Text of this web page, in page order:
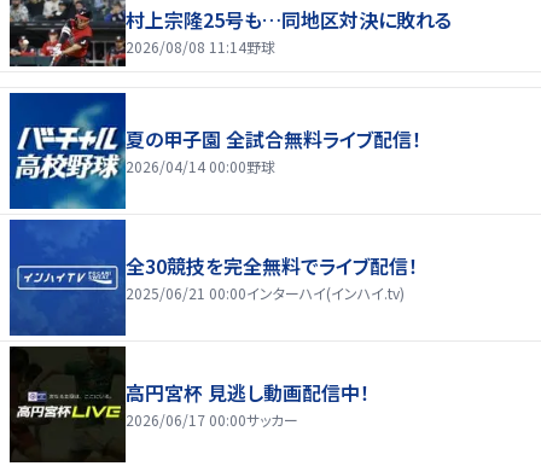
村上宗隆25号も…同地区対決に敗れる
2026/08/08 11:14野球
夏の甲子園 全試合無料ライブ配信！
2026/04/14 00:00野球
全30競技を完全無料でライブ配信！
2025/06/21 00:00インターハイ(インハイ.tv)
高円宮杯 見逃し動画配信中！
2026/06/17 00:00サッカー